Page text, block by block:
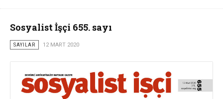
Sosyalist İşçi 655. sayı
SAYILAR 12 MART 2020